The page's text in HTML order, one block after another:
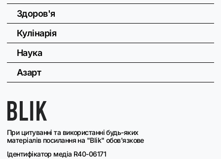
При цитуванні та використанні будь-яких
матеріалів посилання на "Blik" обов'язкове
Ідентифікатор медіа R40-06171
Здоров'я
Кулінарія
Наука
Азарт